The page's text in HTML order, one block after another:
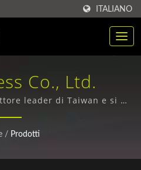
ITALIANO
Co., Ltd.
leader di Taiwan e si è
di imballaggi in
di carta e cartelle in
/ Prodotti